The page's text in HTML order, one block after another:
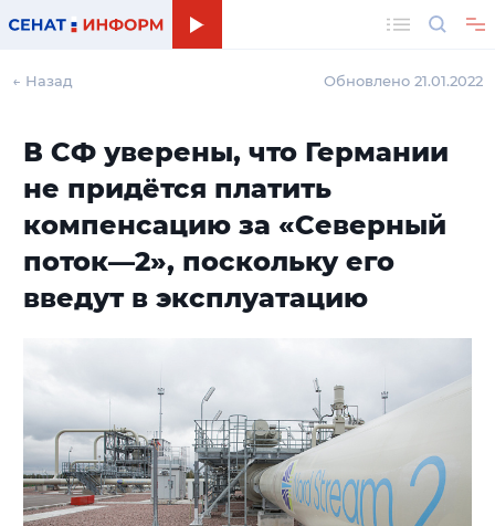
← Назад Обновлено 21.01.2022
В СФ уверены, что Германии
не придётся платить
компенсацию за «Северный
поток—2», поскольку его
введут в эксплуатацию